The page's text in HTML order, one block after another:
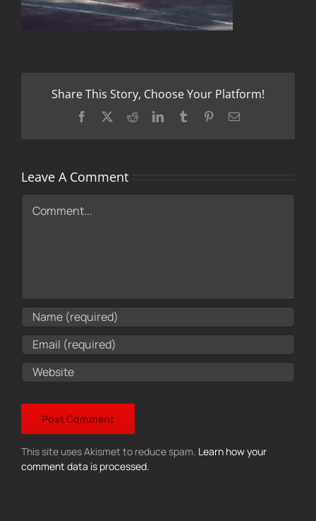
Share This Story, Choose Your Platform!
Facebook RedditLinkedInTumblr PinterestEmail
Leave A Comment
Comment
This site uses Akismet to reduce spam. Learn how your
comment data is processed.